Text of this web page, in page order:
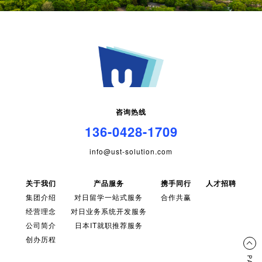
咨询热线
136-0428-1709
info@ust-solution.com
关于我们
集团介绍
经营理念
公司简介
创办历程
产品服务
对日留学一站式服务
对日业务系统开发服务
日本IT就职推荐服务
携手同行
合作共赢
人才招聘